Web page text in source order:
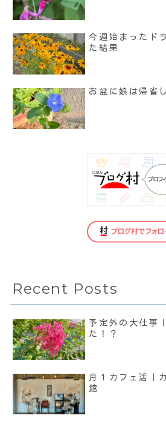
今週始まったド
た結果
お盆に娘は帰省
Recent Posts
予定外の大仕事
た！？
月１カフェ活｜
館